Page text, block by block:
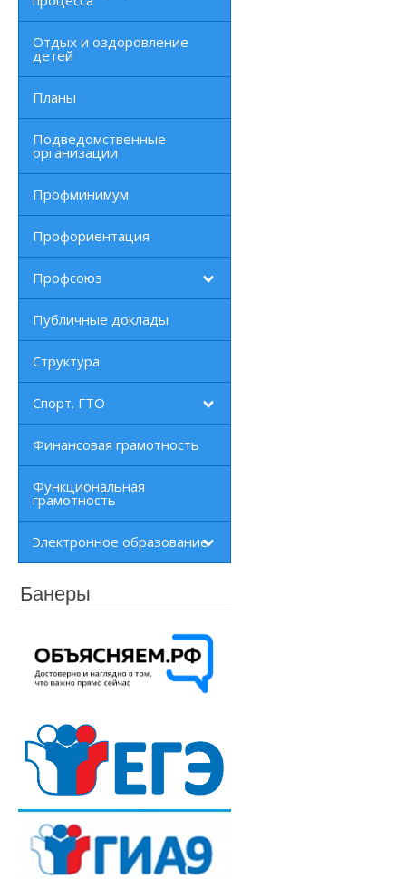
Отдых и оздоровление
детей
Планы
Подведомственные
организации
Профминимум
Профориентация
Профсоюз
Публичные доклады
Структура
Спорт. ГТО
Финансовая грамотность
Функциональная
грамотность
Электронное образование
Банеры